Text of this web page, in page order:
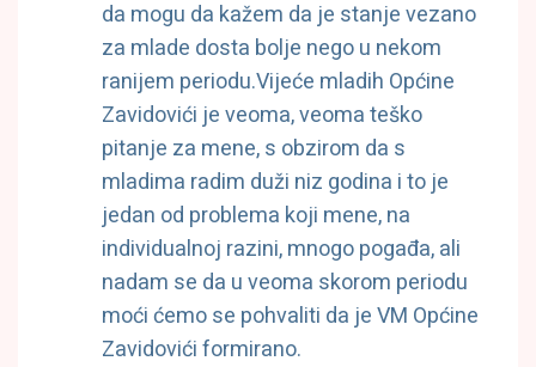
da mogu da kažem da je stanje vezano
za mlade dosta bolje nego u nekom
ranijem periodu.Vijeće mladih Općine
Zavidovići je veoma, veoma teško
pitanje za mene, s obzirom da s
mladima radim duži niz godina i to je
jedan od problema koji mene, na
individualnoj razini, mnogo pogađa, ali
nadam se da u veoma skorom periodu
moći ćemo se pohvaliti da je VM Općine
Zavidovići formirano.